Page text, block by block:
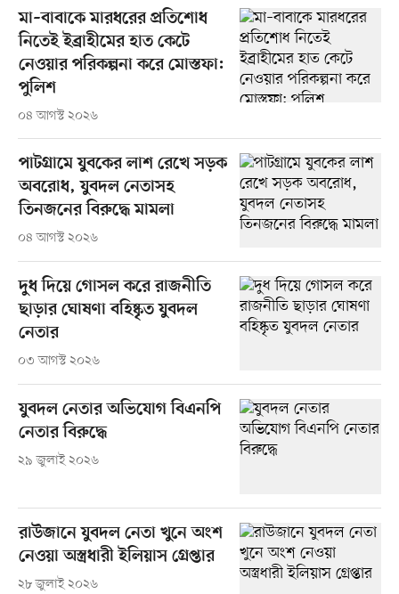
মা–বাবাকে মারধরের প্রতিশোধ
নিতেই ইব্রাহীমের হাত কেটে
নেওয়ার পরিকল্পনা করে মোস্তফা:
পুলিশ
০৪ আগস্ট ২০২৬
পাটগ্রামে যুবকের লাশ রেখে সড়ক
অবরোধ, যুবদল নেতাসহ
তিনজনের বিরুদ্ধে মামলা
০৪ আগস্ট ২০২৬
দুধ দিয়ে গোসল করে রাজনীতি
ছাড়ার ঘোষণা বহিষ্কৃত যুবদল
নেতার
০৩ আগস্ট ২০২৬
যুবদল নেতার অভিযোগ বিএনপি
নেতার বিরুদ্ধে
২৯ জুলাই ২০২৬
রাউজানে যুবদল নেতা খুনে অংশ
নেওয়া অস্ত্রধারী ইলিয়াস গ্রেপ্তার
২৮ জুলাই ২০২৬